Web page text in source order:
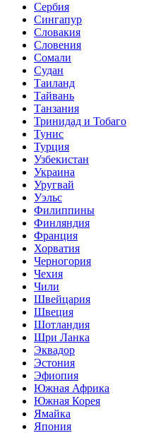
Сербия
Сингапур
Словакия
Словения
Сомали
Судан
Таиланд
Тайвань
Танзания
Тринидад и Тобаго
Тунис
Турция
Узбекистан
Украина
Уругвай
Уэльс
Филиппины
Финляндия
Франция
Хорватия
Черногория
Чехия
Чили
Швейцария
Швеция
Шотландия
Шри Ланка
Эквадор
Эстония
Эфиопия
Южная Африка
Южная Корея
Ямайка
Япония